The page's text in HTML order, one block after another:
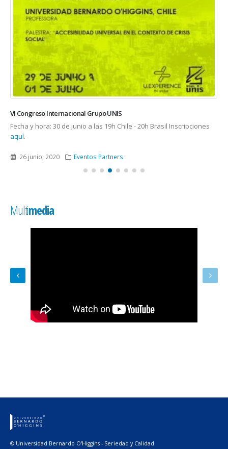
VI Congreso Internacional Grupo UNIS
Fecha y hora: 30 de junio a las 19h Chile - 20h Brasil Inscripciones
aquí.
26 junio, 2020 Eventos Partners
Multimedia
© Universidad Bernardo O'Higgins - Seriedad y Calidad